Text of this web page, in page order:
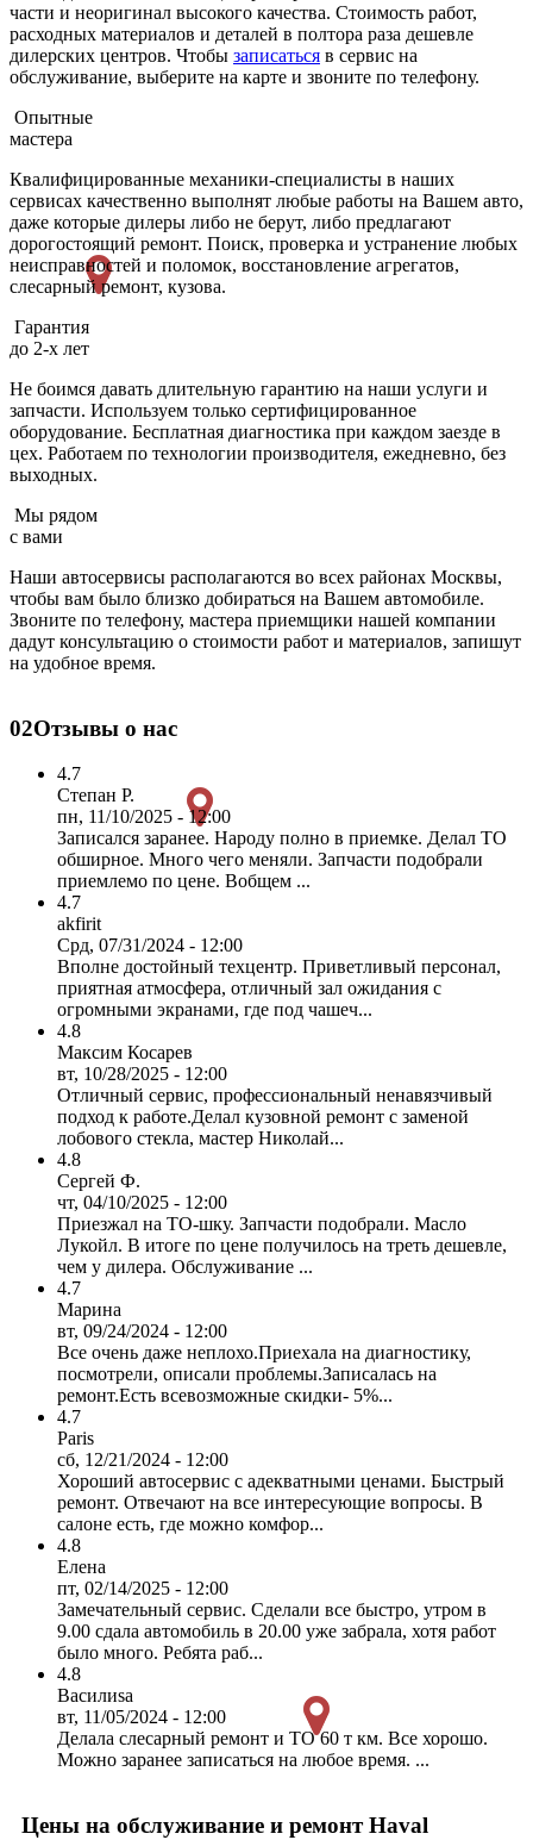
части и неоригинал высокого качества. Стоимость работ,
расходных материалов и деталей в полтора раза дешевле
дилерских центров. Чтобы записаться в сервис на
обслуживание, выберите на карте и звоните по телефону.
Опытные
мастера
Квалифицированные механики-специалисты в наших
сервисах качественно выполнят любые работы на Вашем авто,
даже которые дилеры либо не берут, либо предлагают
дорогостоящий ремонт. Поиск, проверка и устранение любых
неисправностей и поломок, восстановление агрегатов,
слесарный ремонт, кузова.
Гарантия
до 2-х лет
Не боимся давать длительную гарантию на наши услуги и
запчасти. Используем только сертифицированное
оборудование. Бесплатная диагностика при каждом заезде в
цех. Работаем по технологии производителя, ежедневно, без
выходных.
Мы рядом
с вами
Наши автосервисы располагаются во всех районах Москвы,
чтобы вам было близко добираться на Вашем автомобиле.
Звоните по телефону, мастера приемщики нашей компании
дадут консультацию о стоимости работ и материалов, запишут
на удобное время.
02Отзывы о нас
4.7
Степан Р.
пн, 11/10/2025 - 12:00
Записался заранее. Народу полно в приемке. Делал ТО
обширное. Много чего меняли. Запчасти подобрали
приемлемо по цене. Вобщем ...
4.7
akfirit
Срд, 07/31/2024 - 12:00
Вполне достойный техцентр. Приветливый персонал,
приятная атмосфера, отличный зал ожидания с
огромными экранами, где под чашеч...
4.8
Максим Косарев
вт, 10/28/2025 - 12:00
Отличный сервис, профессиональный ненавязчивый
подход к работе.Делал кузовной ремонт с заменой
лобового стекла, мастер Николай...
4.8
Сергей Ф.
чт, 04/10/2025 - 12:00
Приезжал на ТО-шку. Запчасти подобрали. Масло
Лукойл. В итоге по цене получилось на треть дешевле,
чем у дилера. Обслуживание ...
4.7
Марина
вт, 09/24/2024 - 12:00
Все очень даже неплохо.Приехала на диагностику,
посмотрели, описали проблемы.Записалась на
ремонт.Есть всевозможные скидки- 5%...
4.7
Paris
сб, 12/21/2024 - 12:00
Хороший автосервис с адекватными ценами. Быстрый
ремонт. Отвечают на все интересующие вопросы. В
салоне есть, где можно комфор...
4.8
Елена
пт, 02/14/2025 - 12:00
Замечательный сервис. Сделали все быстро, утром в
9.00 сдала автомобиль в 20.00 уже забрала, хотя работ
было много. Ребята раб...
4.8
Василиsa
вт, 11/05/2024 - 12:00
Делала слесарный ремонт и ТО 60 т км. Все хорошо.
Можно заранее записаться на любое время. ...
Цены на обслуживание и ремонт Haval